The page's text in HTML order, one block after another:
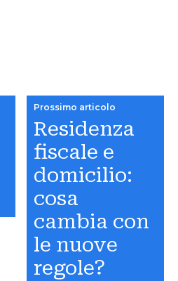
Prossimo articolo
Residenza
fiscale e
domicilio:
cosa
cambia con
le nuove
regole?